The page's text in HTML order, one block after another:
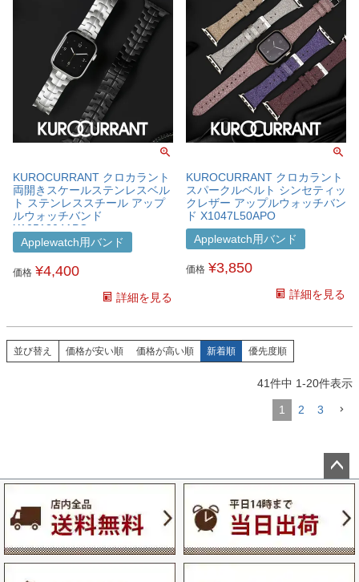
KUROCURRANT クロカラント
両開きスケールステンレスベル
ト ステンレススチール アップ
ルウォッチバンド
X1051304APO
Applewatch用バンド
価格 ¥4,400
詳細を見る
KUROCURRANT クロカラント
スパークルベルト シンセティッ
クレザー アップルウォッチバン
ド X1047L50APO
Applewatch用バンド
価格 ¥3,850
詳細を見る
並び替え 価格が安い順 価格が高い順 新着順 優先度順
41件中 1-20件表示
1 2 3
ペー
ップ